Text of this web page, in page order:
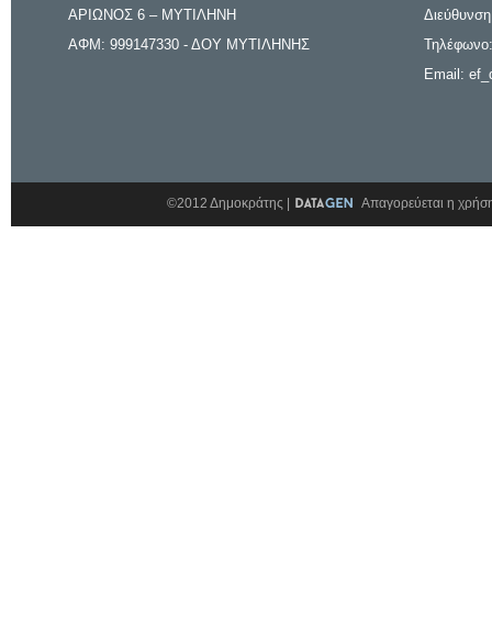
ΑΡΙΩΝΟΣ 6 – ΜΥΤΙΛΗΝΗ
ΑΦΜ: 999147330 - ΔΟΥ ΜΥΤΙΛΗΝΗΣ
Email:
©2012 Δημοκράτης | Απαγορεύεται η